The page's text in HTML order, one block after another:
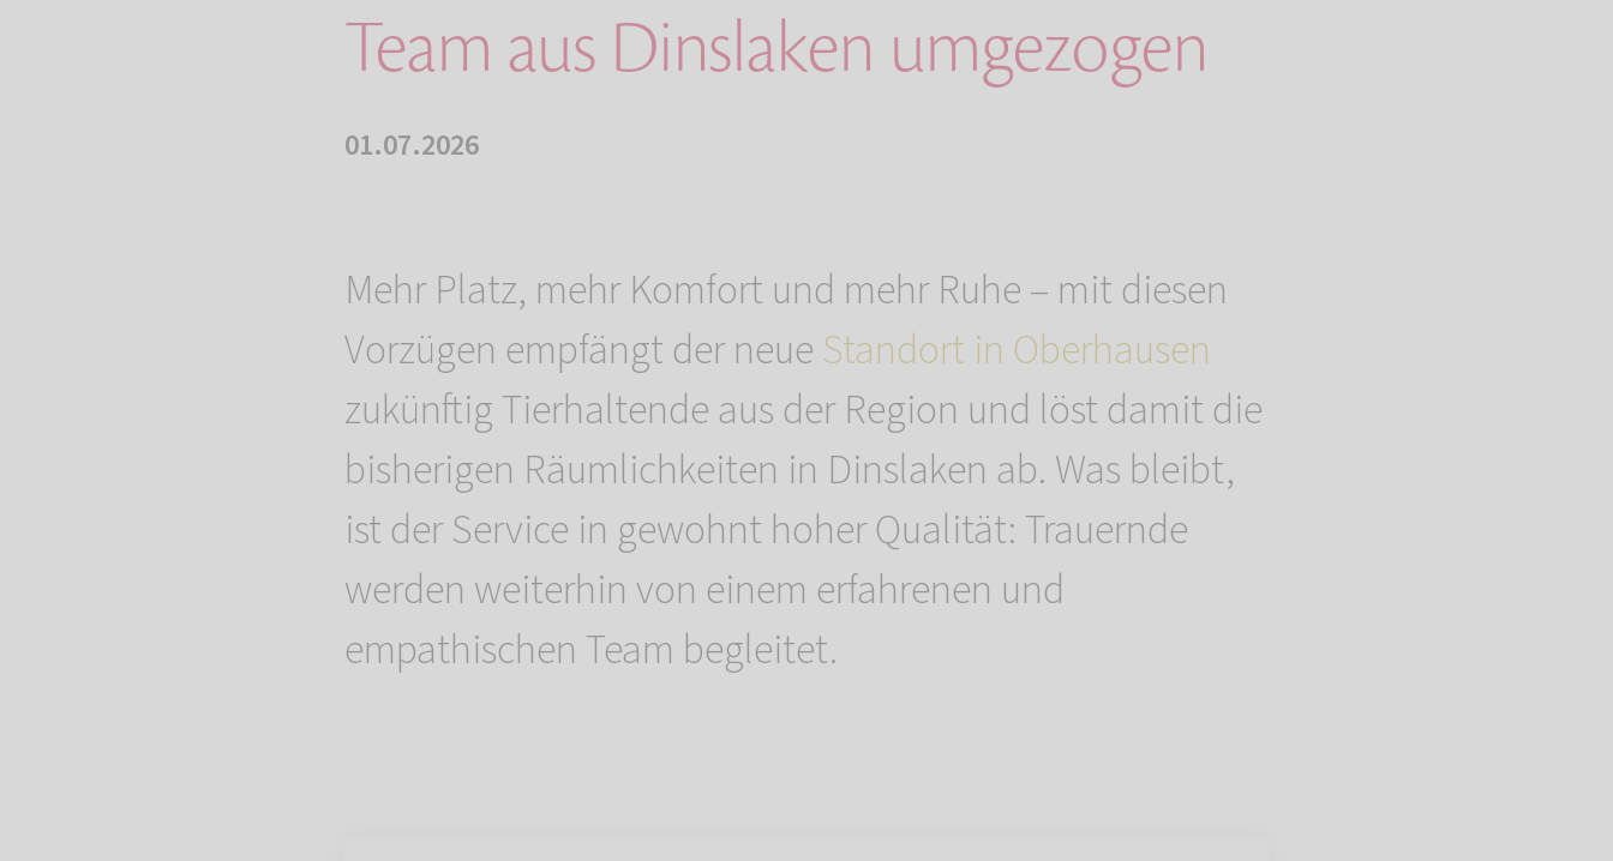
Team aus Dinslaken umgezogen
01.07.2026
Mehr Platz, mehr Komfort und mehr Ruhe – mit diesen
Vorzügen empfängt der neue Standort in Oberhausen
zukünftig Tierhaltende aus der Region und löst damit die
bisherigen Räumlichkeiten in Dinslaken ab. Was bleibt,
ist der Service in gewohnt hoher Qualität: Trauernde
werden weiterhin von einem erfahrenen und
empathischen Team begleitet.